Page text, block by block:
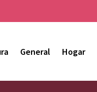
General Hogar